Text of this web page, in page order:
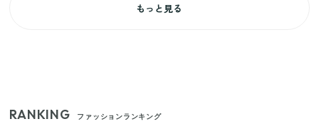
もっと見る
RANKING ファッションランキング